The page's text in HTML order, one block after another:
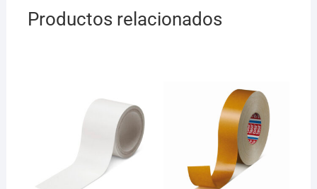
Productos relacionados